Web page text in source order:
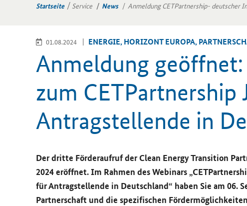
Startseite Service News Anmeldung CETPartnership- deutscher
01.08.2024 EN­ER­GIE, HO­RI­ZONT EU­RO­PA,
An­mel­dung
zum
An­trag­stel­len­de in
Der drit­te För­der­auf­ruf derClean Energy Transition
2024 er­öff­net. Im Rah­men des We­bi­nars „CET
für An­trag­stel­len­de in Deutsch­land“ haben Sie am 06.
Part­ner­schaft und die spe­zi­fi­schen